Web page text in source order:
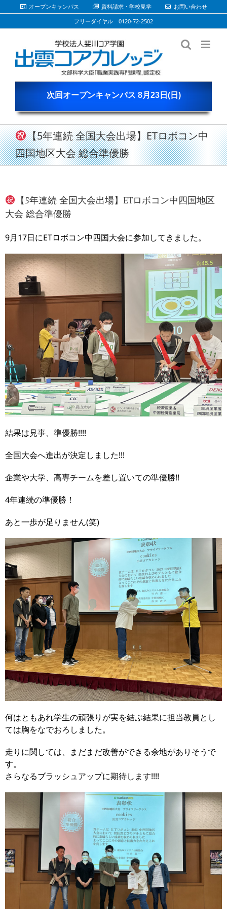
to
content
オープンキャンパス 資料請求・学校見学
お問い合わせ
フリーダイヤル 0120-72-2502
次回オープンキャンパス 8月23日(日)
【5年連続 全国大会出場】ETロボコン中
四国地区大会 総合準優勝
【5年連続 全国大会出場】ETロボコン中四国地区
大会 総合準優勝
9月17日にETロボコン中四国大会に参加してきました。
結果は見事、準優勝!!!!
全国大会へ進出が決定しました!!!
企業や大学、高専チームを差し置いての準優勝!!
4年連続の準優勝！
あと一歩が足りません(笑)
何はともあれ学生の頑張りが実を結ぶ結果に担当教員とし
ては胸をなでおろしました。
走りに関しては、まだまだ改善ができる余地がありそうで
す。
さらなるブラッシュアップに期待します!!!!